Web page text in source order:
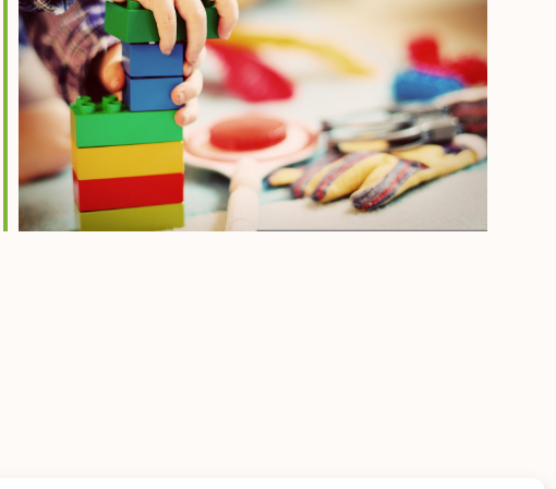
Outlook Live